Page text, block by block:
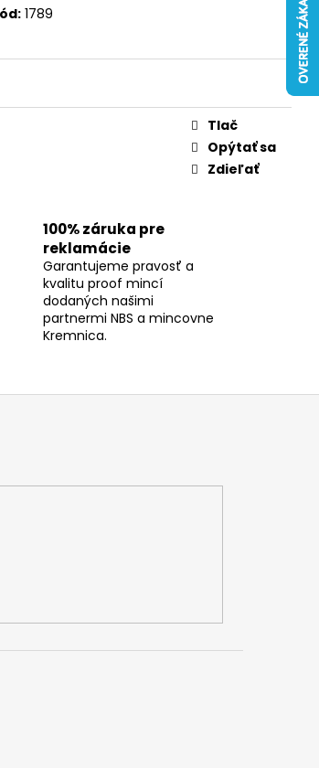
1789
Tlač
Opýtať sa
Zdieľať
100% záruka pre
reklamácie
Garantujeme pravosť a
kvalitu proof mincí
dodaných našimi
partnermi NBS a mincovne
Kremnica.